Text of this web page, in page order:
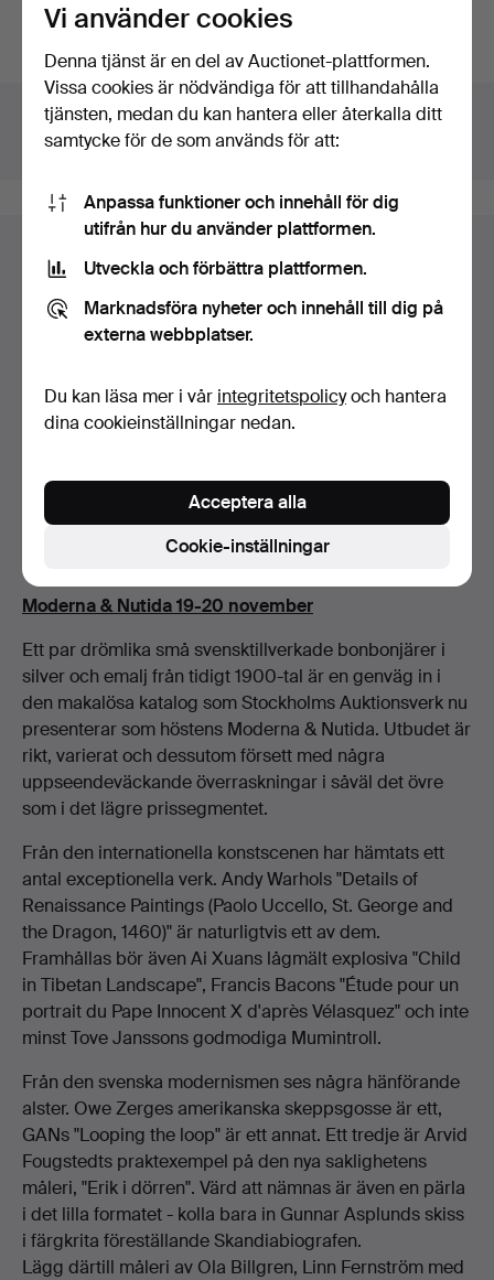
Har du något liknande att sälja? Gör en kostnadsfri
värdering!
Detaljer
Hus
Stockholms Auktionsverk Fine Art
Katalognr
274
Moderna & Nutida 19-20 november
Ett par drömlika små svensktillverkade bonbonjärer i
silver och emalj från tidigt 1900-tal är en genväg in i
den makalösa katalog som Stockholms Auktionsverk nu
presenterar som höstens Moderna & Nutida. Utbudet är
rikt, varierat och dessutom försett med några
uppseendeväckande överraskningar i såväl det övre
som i det lägre prissegmentet.
Från den internationella konstscenen har hämtats ett
antal exceptionella verk. Andy Warhols "Details of
Renaissance Paintings (Paolo Uccello, St. George and
the Dragon, 1460)" är naturligtvis ett av dem.
Framhållas bör även Ai Xuans lågmält explosiva "Child
in Tibetan Landscape", Francis Bacons "Étude pour un
portrait du Pape Innocent X d'après Vélasquez" och inte
minst Tove Janssons godmodiga Mumintroll.
Från den svenska modernismen ses några hänförande
alster. Owe Zerges amerikanska skeppsgosse är ett,
GANs "Looping the loop" är ett annat. Ett tredje är Arvid
Fougstedts praktexempel på den nya saklighetens
måleri, "Erik i dörren". Värd att nämnas är även en pärla
i det lilla formatet - kolla bara in Gunnar Asplunds skiss
i färgkrita föreställande Skandiabiografen.
Lägg därtill måleri av Ola Billgren, Linn Fernström med
Vi använder cookies
Denna tjänst är en del av Auctionet-plattformen.
Vissa cookies är nödvändiga för att tillhandahålla
tjänsten, medan du kan hantera eller återkalla ditt
samtycke för de som används för att:
Anpassa funktioner och innehåll för dig
utifrån hur du använder plattformen.
Utveckla och förbättra plattformen.
Marknadsföra nyheter och innehåll till dig på
externa webbplatser.
Du kan läsa mer i vår integritetspolicyoch hantera
dina cookieinställningar nedan.
Cookie-inställningar
Acceptera alla